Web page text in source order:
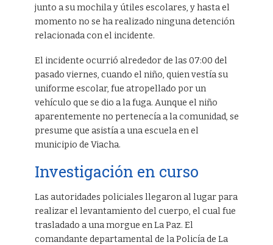
junto a su mochila y útiles escolares, y hasta el
momento no se ha realizado ninguna detención
relacionada con el incidente.
El incidente ocurrió alrededor de las 07:00 del
pasado viernes, cuando el niño, quien vestía su
uniforme escolar, fue atropellado por un
vehículo que se dio a la fuga. Aunque el niño
aparentemente no pertenecía a la comunidad, se
presume que asistía a una escuela en el
municipio de Viacha.
Investigación en curso
Las autoridades policiales llegaron al lugar para
realizar el levantamiento del cuerpo, el cual fue
trasladado a una morgue en La Paz. El
comandante departamental de la Policía de La